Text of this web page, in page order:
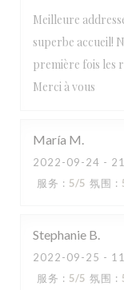
Meilleure
superbe accueil!
première fois les
Merci à vous
María M
2022-09-24 -
服务 : 5/5 氛围 :
Stephanie B
2022-09-25 -
服务 : 5/5 氛围 :